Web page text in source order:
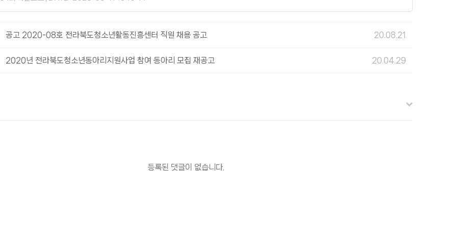
공고 2020-08호 전라북도청소년활동진흥센터 직원 채용 공고 20.08.21
2020년 전라북도청소년동아리지원사업 참여 동아리 모집 재공고 20.04.29
등록된 댓글이 없습니다.